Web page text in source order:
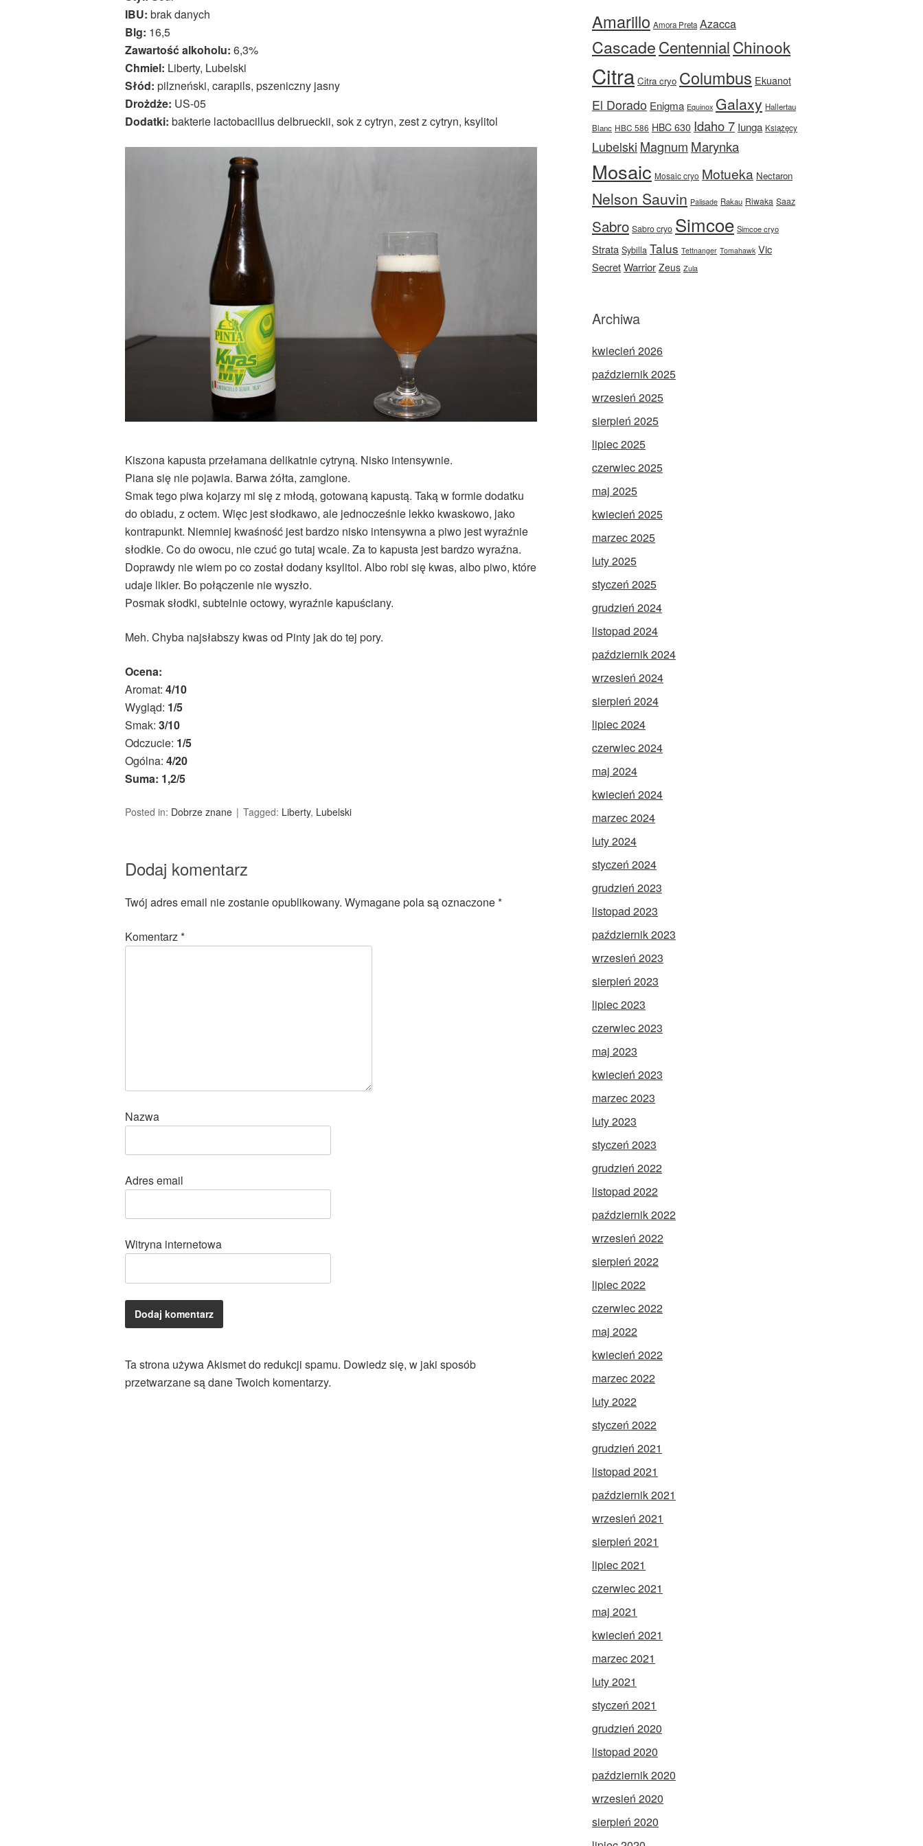
IBU: brak danych
Blg: 16,5
Zawartość alkoholu: 6,3%
Chmiel: Liberty, Lubelski
Słód: pilzneński, carapils, pszeniczny jasny
Drożdże: US-05
Dodatki: bakterie lactobacillus delbrueckii, sok z cytryn, zest z cytryn, ksylitol
Kiszona kapusta przełamana delikatnie cytryną. Nisko intensywnie.
Piana się nie pojawia. Barwa żółta, zamglone.
Smak tego piwa kojarzy mi się z młodą, gotowaną kapustą. Taką w formie dodatku
do obiadu, z octem. Więc jest słodkawo, ale jednocześnie lekko kwaskowo, jako
kontrapunkt. Niemniej kwaśność jest bardzo nisko intensywna a piwo jest wyraźnie
słodkie. Co do owocu, nie czuć go tutaj wcale. Za to kapusta jest bardzo wyraźna.
Doprawdy nie wiem po co został dodany ksylitol. Albo robi się kwas, albo piwo, które
udaje likier. Bo połączenie nie wyszło.
Posmak słodki, subtelnie octowy, wyraźnie kapuściany.
Meh. Chyba najsłabszy kwas od Pinty jak do tej pory.
Ocena:
Aromat: 4/10
Wygląd: 1/5
Smak: 3/10
Odczucie: 1/5
Ogólna: 4/20
Suma: 1,2/5
Posted in: Dobrze znane Tagged: Liberty, Lubelski
Dodaj komentarz
Twój adres email nie zostanie opublikowany. Wymagane pola są oznaczone*
Komentarz*
Nazwa
Adres email
Witryna internetowa
Ta strona używa Akismet do redukcji spamu. Dowiedz się, w jaki sposób
przetwarzane są dane Twoich komentarzy.
Amarillo Amora Preta Azacca
CascadeCentennialChinook
Citra Citra cryo Columbus Ekuanot
El Dorado Enigma Equinox Galaxy Hallertau
Blanc HBC 586 HBC 630 Idaho 7 Iunga Książęcy
Lubelski Magnum Marynka
Mosaic Mosaic cryo Motueka Nectaron
Nelson Sauvin Palisade Rakau Riwaka Saaz
Sabro Sabro cryo Simcoe Simcoe cryo
Strata Sybilla Talus Tettnanger Tomahawk Vic
SecretWarrior Zeus Zula
Archiwa
kwiecień 2026
październik 2025
wrzesień 2025
sierpień 2025
lipiec 2025
czerwiec 2025
maj 2025
kwiecień 2025
marzec 2025
luty 2025
styczeń 2025
grudzień 2024
listopad 2024
październik 2024
wrzesień 2024
sierpień 2024
lipiec 2024
czerwiec 2024
maj 2024
kwiecień 2024
marzec 2024
luty 2024
styczeń 2024
grudzień 2023
listopad 2023
październik 2023
wrzesień 2023
sierpień 2023
lipiec 2023
czerwiec 2023
maj 2023
kwiecień 2023
marzec 2023
luty 2023
styczeń 2023
grudzień 2022
listopad 2022
październik 2022
wrzesień 2022
sierpień 2022
lipiec 2022
czerwiec 2022
maj 2022
kwiecień 2022
marzec 2022
luty 2022
styczeń 2022
grudzień 2021
listopad 2021
październik 2021
wrzesień 2021
sierpień 2021
lipiec 2021
czerwiec 2021
maj 2021
kwiecień 2021
marzec 2021
luty 2021
styczeń 2021
grudzień 2020
listopad 2020
październik 2020
wrzesień 2020
sierpień 2020